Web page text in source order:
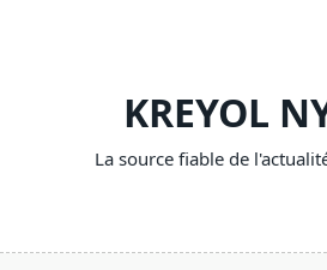
KREYOL
La source fiable de